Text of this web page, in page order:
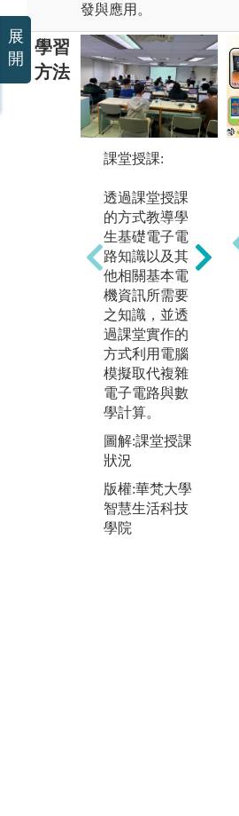
發與應用。
學習
方法
課堂授課:
透過課堂授課
的方式教導學
生基礎電子電
路知識以及其
他相關基本電
機資訊所需要
之知識，並透
過課堂實作的
方式利用電腦
模擬取代複雜
電子電路與數
學計算。
圖解:課堂授課
狀況
版權:華梵大學
智慧生活科技
學院
展
開